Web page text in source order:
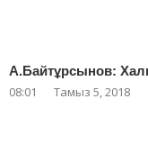
А.Байтұрсынов:
08:01 Тамыз 5, 2018